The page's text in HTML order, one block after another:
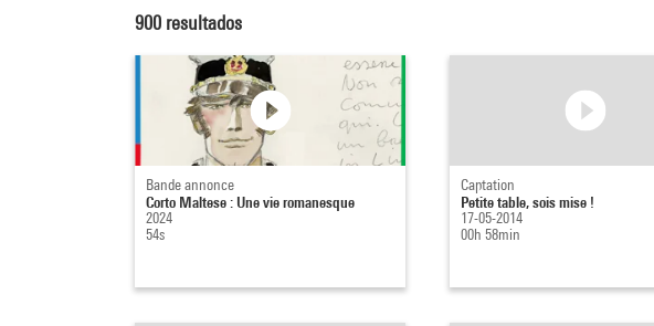
900 resultados
Bande annonce
Corto Maltese : Une vie romanesque
2024
54s
Captation
Petite table, sois mise !
17-05-2014
00h 58min